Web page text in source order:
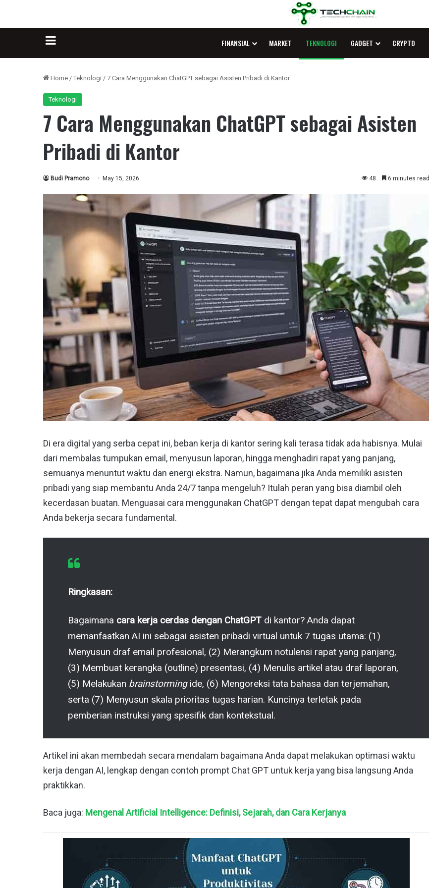
FINANSIAL MARKET TEKNOLOGI GADGET CRYPTO
Sidebar
Home / Teknologi / 7 Cara Menggunakan ChatGPT sebagai Asisten Pribadi di Kantor
Teknologi
7 Cara Menggunakan ChatGPT sebagai Asisten
Pribadi di Kantor
Budi Pramono May 15, 2026 48 6 minutes read
Di era digital yang serba cepat ini, beban kerja di kantor sering kali terasa tidak ada habisnya. Mulai
dari membalas tumpukan email, menyusun laporan, hingga menghadiri rapat yang panjang,
semuanya menuntut waktu dan energi ekstra. Namun, bagaimana jika Anda memiliki asisten
pribadi yang siap membantu Anda 24/7 tanpa mengeluh? Itulah peran yang bisa diambil oleh
kecerdasan buatan. Menguasai cara menggunakan ChatGPT dengan tepat dapat mengubah cara
Anda bekerja secara fundamental.
Ringkasan:
Bagaimana cara kerja cerdas dengan ChatGPT di kantor? Anda dapat
memanfaatkan AI ini sebagai asisten pribadi virtual untuk 7 tugas utama: (1)
Menyusun draf email profesional, (2) Merangkum notulensi rapat yang panjang,
(3) Membuat kerangka (outline) presentasi, (4) Menulis artikel atau draf laporan,
(5) Melakukan brainstormingide, (6) Mengoreksi tata bahasa dan terjemahan,
serta (7) Menyusun skala prioritas tugas harian. Kuncinya terletak pada
pemberian instruksi yang spesifik dan kontekstual.
Artikel ini akan membedah secara mendalam bagaimana Anda dapat melakukan optimasi waktu
kerja dengan AI, lengkap dengan contoh prompt Chat GPT untuk kerja yang bisa langsung Anda
praktikkan.
Baca juga: Mengenal Artificial Intelligence: Definisi, Sejarah, dan Cara Kerjanya